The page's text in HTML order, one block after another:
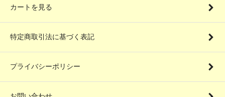
カートを見る
特定商取引法に基づく表記
プライバシーポリシー